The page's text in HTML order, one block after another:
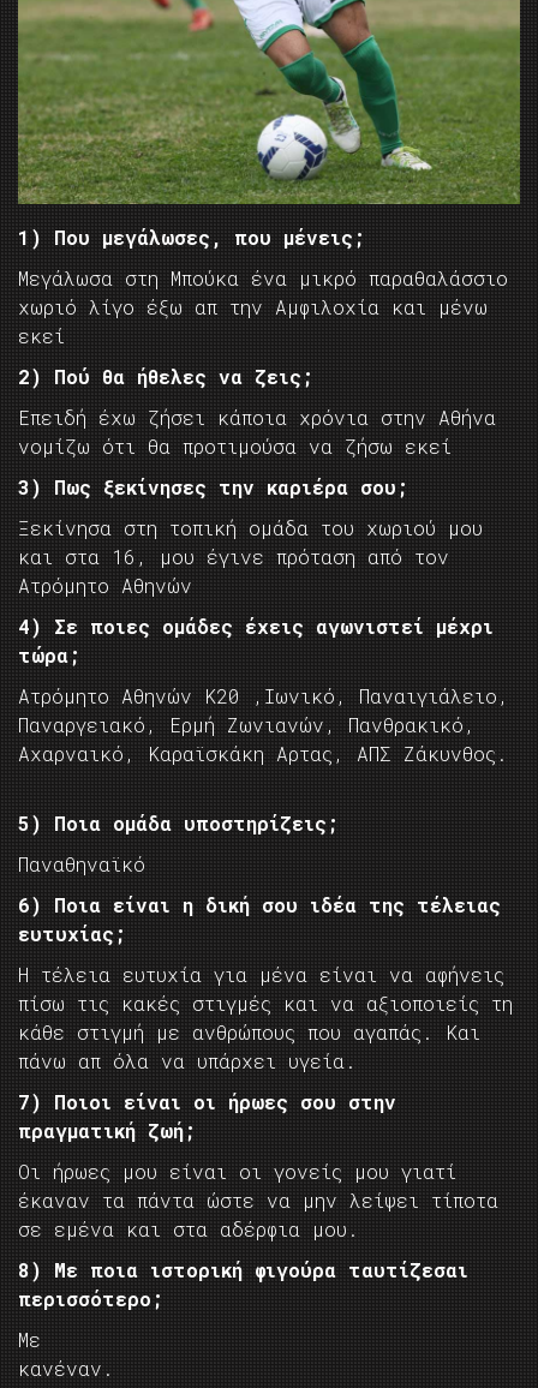
1) Που μεγάλωσες, που μένεις;
Μεγάλωσα στη Μπούκα ένα μικρό παραθαλάσσιο
χωριό λίγο έξω απ την Αμφιλοχία και μένω
εκεί
2) Πού θα ήθελες να ζεις;
Επειδή έχω ζήσει κάποια χρόνια στην Αθήνα
νομίζω ότι θα προτιμούσα να ζήσω εκεί
3) Πως ξεκίνησες την καριέρα σου;
Ξεκίνησα στη τοπική ομάδα του χωριού μου
και στα 16, μου έγινε πρόταση από τον
Ατρόμητο Αθηνών
4) Σε ποιες ομάδες έχεις αγωνιστεί μέχρι
τώρα;
Ατρόμητο Αθηνών Κ20 ,Ιωνικό, Παναιγιάλειο,
Παναργειακό, Ερμή Ζωνιανών, Πανθρακικό,
Αχαρναικό, Καραϊσκάκη Αρτας, ΑΠΣ Ζάκυνθος.
5) Ποια ομάδα υποστηρίζεις;
Παναθηναϊκό
6) Ποια είναι η δική σου ιδέα της τέλειας
ευτυχίας;
Η τέλεια ευτυχία για μένα είναι να αφήνεις
πίσω τις κακές στιγμές και να αξιοποιείς τη
κάθε στιγμή με ανθρώπους που αγαπάς. Και
πάνω απ όλα να υπάρχει υγεία.
7) Ποιοι είναι οι ήρωες σου στην
πραγματική ζωή;
Οι ήρωες μου είναι οι γονείς μου γιατί
έκαναν τα πάντα ώστε να μην λείψει τίποτα
σε εμένα και στα αδέρφια μου.
8) Με ποια ιστορική φιγούρα ταυτίζεσαι
περισσότερο;
Με
κανέναν.